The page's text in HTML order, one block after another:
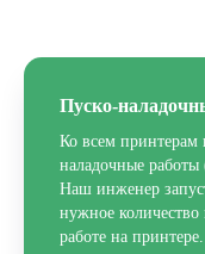
Пуско-
Ко всем принтерам
наладочные
Наш инженер
нужное
работе на принтере.